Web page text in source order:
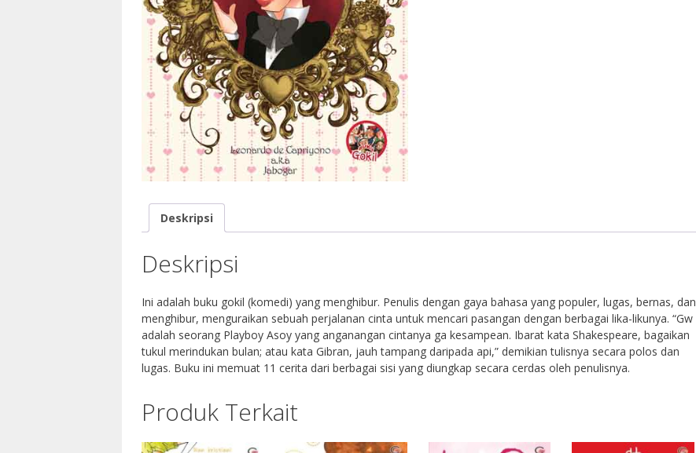
Deskripsi
Deskripsi
Ini adalah buku gokil (komedi) yang menghibur. Penulis dengan gaya bahasa yang populer, lugas, bernas, dan
menghibur, menguraikan sebuah perjalanan cinta untuk mencari pasangan dengan berbagai lika-likunya. “Gw
adalah seorang Playboy Asoy yang anganangan cintanya ga kesampean. Ibarat kata Shakespeare, bagaikan
tukul merindukan bulan; atau kata Gibran, jauh tampang daripada api,” demikian tulisnya secara polos dan
lugas. Buku ini memuat 11 cerita dari berbagai sisi yang diungkap secara cerdas oleh penulisnya.
Produk Terkait